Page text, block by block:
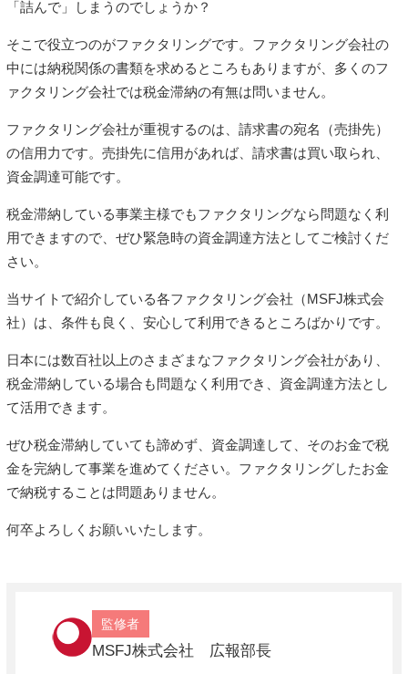
「詰んで」しまうのでしょうか？
そこで役立つのがファクタリングです。ファクタリング会社の
中には納税関係の書類を求めるところもありますが、多くのフ
ァクタリング会社では税金滞納の有無は問いません。
ファクタリング会社が重視するのは、請求書の宛名（売掛先）
の信用力です。売掛先に信用があれば、請求書は買い取られ、
資金調達可能です。
税金滞納している事業主様でもファクタリングなら問題なく利
用できますので、ぜひ緊急時の資金調達方法としてご検討くだ
さい。
当サイトで紹介している各ファクタリング会社（MSFJ株式会
社）は、条件も良く、安心して利用できるところばかりです。
日本には数百社以上のさまざまなファクタリング会社があり、
税金滞納している場合も問題なく利用でき、資金調達方法とし
て活用できます。
ぜひ税金滞納していても諦めず、資金調達して、そのお金で税
金を完納して事業を進めてください。ファクタリングしたお金
で納税することは問題ありません。
何卒よろしくお願いいたします。
監修者
MSFJ株式会社 広報部長